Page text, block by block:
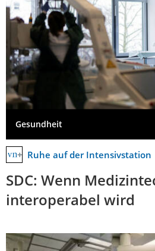
Gesundheit
Ruhe auf der Intensivstation
SDC: Wenn
interoperabel wird